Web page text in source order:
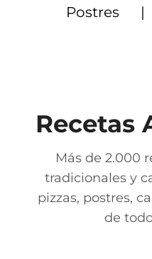
Postres
Recetas
Más de 2.000
tradicionales y
pizzas, postres,
de